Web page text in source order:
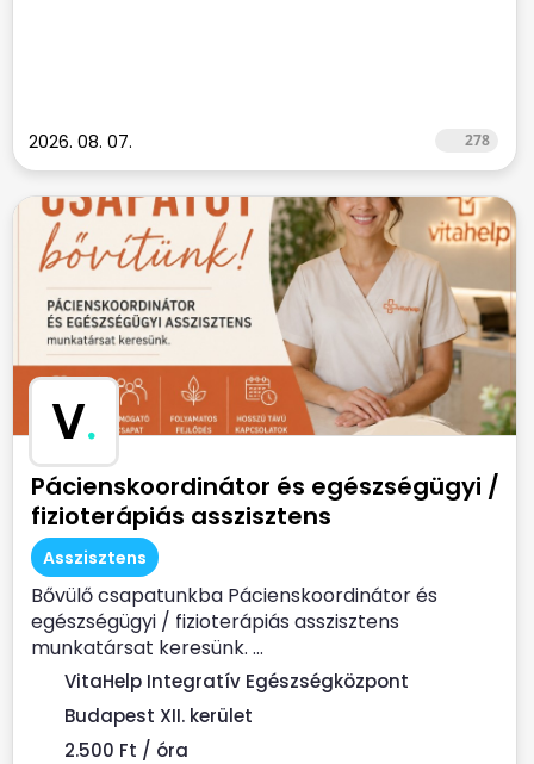
2026. 08. 07. 278
V.
Pácienskoordinátor és egészségügyi /
fizioterápiás asszisztens
Asszisztens
Bővülő csapatunkba Pácienskoordinátor és
egészségügyi / fizioterápiás asszisztens
munkatársat keresünk. ...
VitaHelp Integratív Egészségközpont
Budapest XII. kerület
2.500 Ft / óra